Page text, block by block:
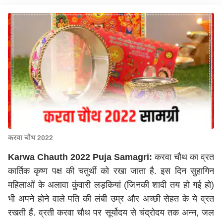
करवा चौथ 2022
Karwa Chauth 2022 Puja Samagri: करवा चौथ का व्रत
कार्तिक कृष्ण पक्ष की चतुर्थी को रखा जाता है. इस दिन सुहागिन
महिलाओं के अलावा कुंवारी लड़कियां (जिनकी शादी तय हो गई हो)
भी अपने होने वाले पति की लंबी उम्र और अच्छी सेहत के ये व्रत
रखती हैं. व्रती करवा चौथ पर सूर्योदय से चंद्रोदय तक अन्न, जल